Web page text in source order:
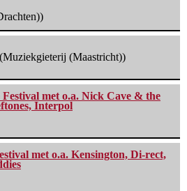
(Maastricht))
Festival met o.a. Nick Cave & the
Interpol
met o.a. Kensington, Di-rect,